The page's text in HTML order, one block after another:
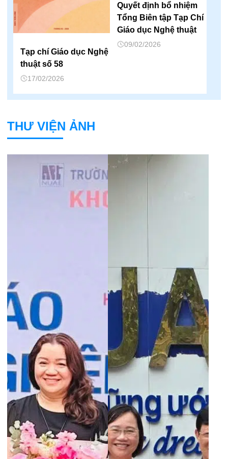
Tạp chí Giáo dục Nghệ
thuật số 58
17/02/2026
Quyết định bổ nhiệm
Tổng Biên tập Tạp Chí
Giáo dục Nghệ thuật
09/02/2026
THƯ VIỆN ẢNH